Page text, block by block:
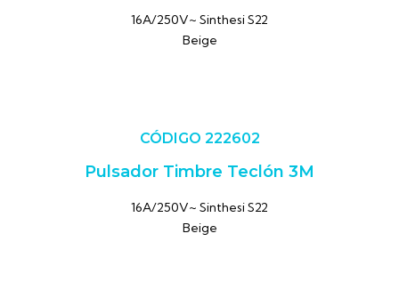
16A/250V~ Sinthesi S22
Beige
CÓDIGO 222602
Pulsador Timbre Teclón 3M
16A/250V~ Sinthesi S22
Beige